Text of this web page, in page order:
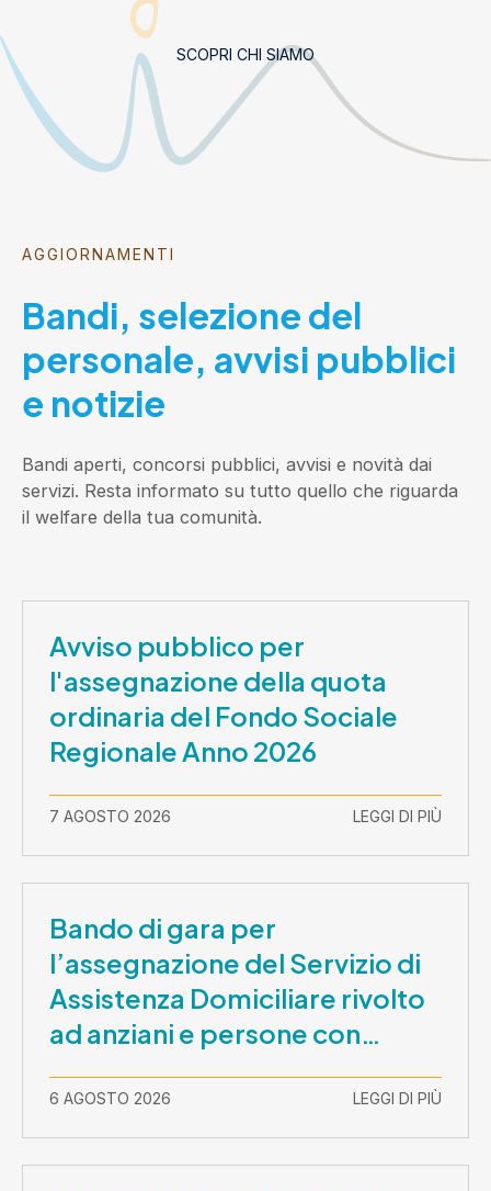
SCOPRI CHI SIAMO
AGGIORNAMENTI
Bandi, selezione del
personale, avvisi pubblici
e notizie
Bandi aperti, concorsi pubblici, avvisi e novità dai
servizi. Resta informato su tutto quello che riguarda
il welfare della tua comunità.
Avviso pubblico per
l'assegnazione della quota
ordinaria del Fondo Sociale
Regionale Anno 2026
7 AGOSTO 2026 LEGGI DI PIÙ
Bando di gara per
l’assegnazione del Servizio di
Assistenza Domiciliare rivolto
ad anziani e persone con
2026-30 settembre 2029
6 AGOSTO 2026 LEGGI DI PIÙ